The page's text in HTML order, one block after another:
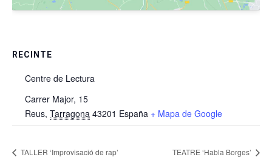
RECINTE
Centre de Lectura
Carrer Major, 15
Reus, Tarragona 43201 España + Mapa de Google
TALLER ‘Improvisació de rap’ TEATRE ‘Habla Borges’